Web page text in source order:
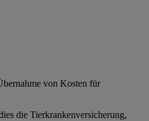
von Kosten für
die Tierkrankenversicherung,